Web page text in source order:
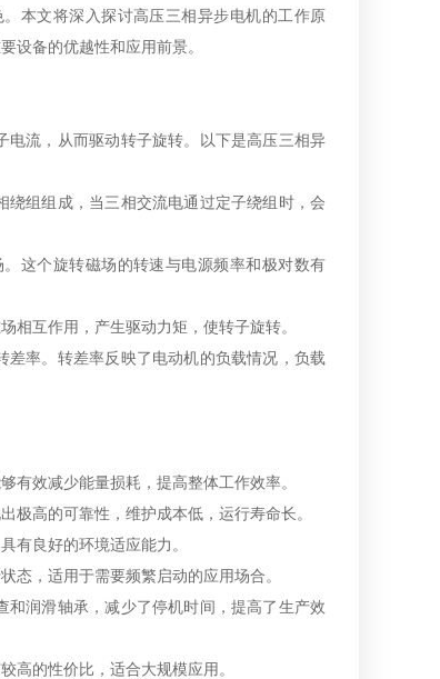
本文将深入探讨高压三相异步电机的工作原
设备的优越性和应用前景。
电流，从而驱动转子旋转。以下是高压三相异
绕组组成，当三相交流电通过定子绕组时，会
这个旋转磁场的转速与电源频率和极对数有
相互作用，产生驱动力矩，使转子旋转。
差率。转差率反映了电动机的负载情况，负载
有效减少能量损耗，提高整体工作效率。
极高的可靠性，维护成本低，运行寿命长。
有良好的环境适应能力。
态，适用于需要频繁启动的应用场合。
和润滑轴承，减少了停机时间，提高了生产效
高的性价比，适合大规模应用。